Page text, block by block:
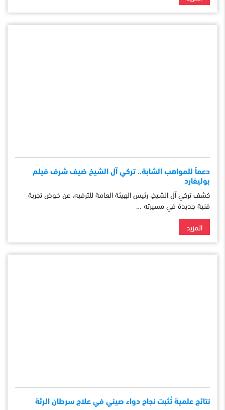
دعماً للمواهب الشابة.. تركي آل الشيخ ضيف شرف فيلم
بوليفارد
كشف تركي آل الشيخ، رئيس الهيئة العامة للترفيه، عن خوض تجربة
فنية جديدة في مسيرته …
المزيد
نتائج علمية تُثبت نجاح دواء صيني في علاج سرطان الرئة